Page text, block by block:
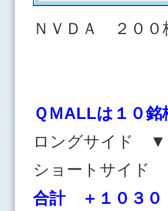
ＮＶＤＡ ２０
ＱＭALLは１０銘
ロングサイド ▼
ショートサイ
合計 ＋１０３０